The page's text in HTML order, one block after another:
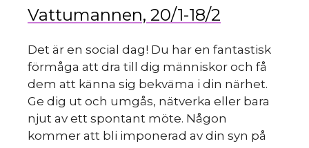
Vattumannen, 20/1-18/2
Det är en social dag! Du har en fantastisk
förmåga att dra till dig människor och få
dem att känna sig bekväma i din närhet.
Ge dig ut och umgås, nätverka eller bara
njut av ett spontant möte. Någon
kommer att bli imponerad av din syn på